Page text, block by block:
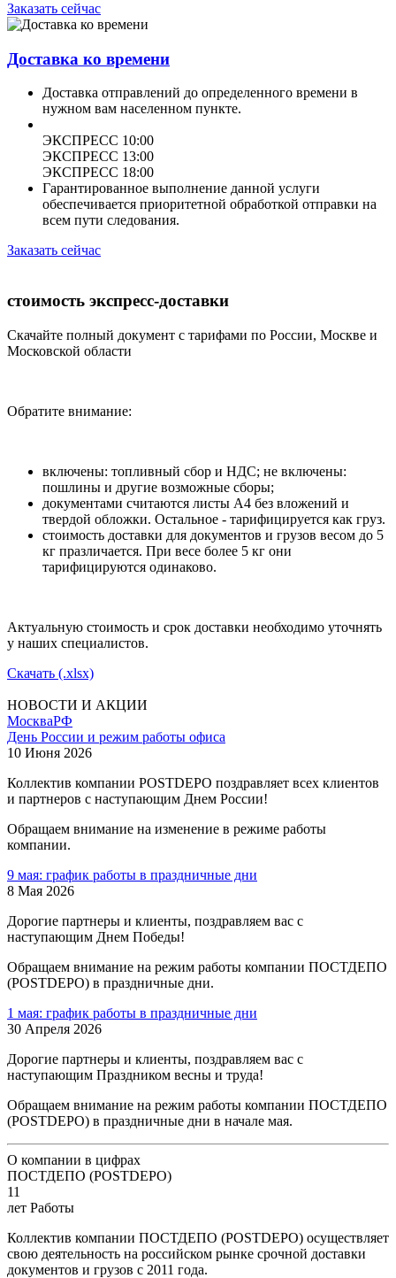
Заказать сейчас
Доставка ко времени
Доставка отправлений до определенного времени в
нужном вам населенном пункте.
ЭКСПРЕСС 10:00
ЭКСПРЕСС 13:00
ЭКСПРЕСС 18:00
Гарантированное выполнение данной услуги
обеспечивается приоритетной обработкой отправки на
всем пути следования.
Заказать сейчас
стоимость экспресс-доставки
Скачайте полный документ с тарифами по России, Москве и
Московской области
Обратите внимание:
включены: топливный сбор и НДС; не включены:
пошлины и другие возможные сборы;
документами считаются листы А4 без вложений и
твердой обложки. Остальное - тарифицируется как груз.
стоимость доставки для документов и грузов весом до 5
кг празличается. При весе более 5 кг они
тарифицируются одинаково.
Актуальную стоимость и срок доставки необходимо уточнять
у наших специалистов.
Скачать (.xlsx)
НОВОСТИ И АКЦИИ
МоскваРФ
День России и режим работы офиса
10 Июня 2026
Коллектив компании POSTDEPO поздравляет всех клиентов
и партнеров с наступающим Днем России!
Обращаем внимание на изменение в режиме работы
компании.
9 мая: график работы в праздничные дни
8 Мая 2026
Дорогие партнеры и клиенты, поздравляем вас с
наступающим Днем Победы!
Обращаем внимание на режим работы компании ПОСТДЕПО
(POSTDEPO) в праздничные дни.
1 мая: график работы в праздничные дни
30 Апреля 2026
Дорогие партнеры и клиенты, поздравляем вас с
наступающим Праздником весны и труда!
Обращаем внимание на режим работы компании ПОСТДЕПО
(POSTDEPO) в праздничные дни в начале мая.
О компании в цифрах
ПОСТДЕПО (POSTDEPO)
11
лет Работы
Коллектив компании ПОСТДЕПО (POSTDEPO) осуществляет
свою деятельность на российском рынке срочной доставки
документов и грузов с 2011 года.